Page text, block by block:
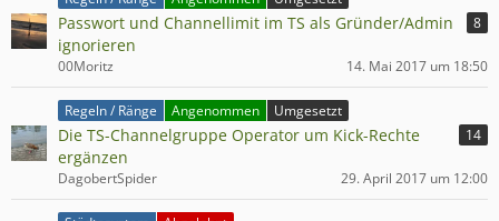
Passwort und Channellimit im TS als Gründer/Admin
ignorieren
8
00Moritz 14. Mai 2017 um 18:50
Regeln / Ränge Angenommen Umgesetzt
Die TS-Channelgruppe Operator um Kick-Rechte
ergänzen
14
DagobertSpider 29. April 2017 um 12:00